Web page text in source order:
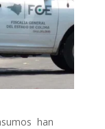
han